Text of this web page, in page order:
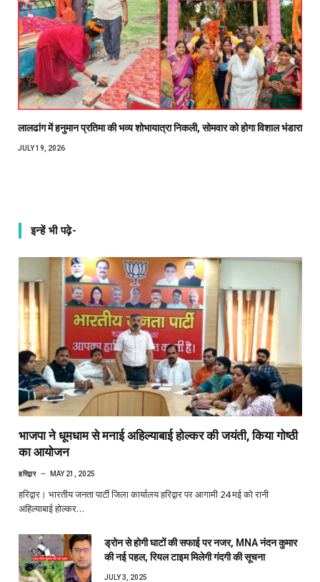
लालढांग में हनुमान प्रतिमा की भव्य शोभायात्रा निकली, सोमवार को होगा विशाल भंडारा
JULY 19, 2026
इन्हें भी पढ़े-
भाजपा ने धूमधाम से मनाई अहिल्याबाई होल्कर की जयंती, किया गोष्ठी
का आयोजन
हरिद्वार MAY 21, 2025
हरिद्वार। भारतीय जनता पार्टी जिला कार्यालय हरिद्वार पर आगामी 24 मई को रानी
अहिल्याबाई होल्कर…
ड्रोन से होगी घाटों की सफाई पर नजर, MNA नंदन कुमार
की नई पहल, रियल टाइम मिलेगी गंदगी की सूचना
JULY 3, 2025